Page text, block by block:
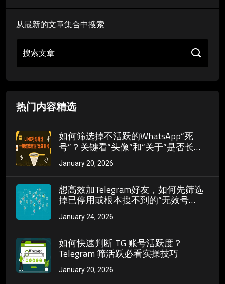
从最新的文章集合中搜索
搜索文章
热门内容精选
如何筛选掉不活跃的WhatsApp“死
号”？关键看“头像”和“关于”是否长期
未更新
January 20, 2026
想高效加Telegram好友，如何先筛选
掉已停用或根本搜不到的“无效号
码”？
January 24, 2026
如何快速判断 TG 账号活跃度？
Telegram 筛活跃必看实操技巧
January 20, 2026